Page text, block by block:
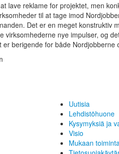
lave reklame for projektet, men
til at tage imod
Det er en meget konstruktiv
virksomhederne nye impulser, og
er berigende for både Nordjobberne
Uutisia
Lehdistöhuone
Kysymyksiä ja
Visio
Mukaan